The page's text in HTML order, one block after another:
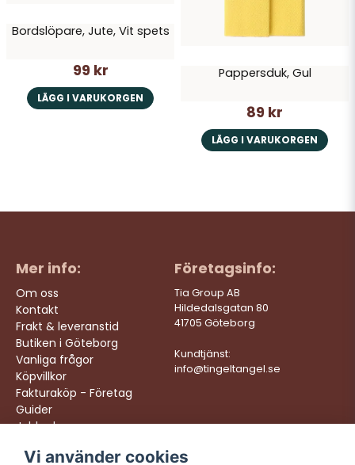
Bordslöpare, Jute, Vit spets
99 kr
LÄGG I VARUKORGEN
Pappersduk, Gul
89 kr
LÄGG I VARUKORGEN
Mer info:
Om oss
Kontakt
Frakt & leveranstid
Butiken i Göteborg
Vanliga frågor
Köpvillkor
Fakturaköp - Företag
Guider
Jobba hos oss
Företagsinfo:
Tia Group AB
Hildedalsgatan 80
41705 Göteborg
Kundtjänst:
info@tingeltangel.se
Följ oss: Vi levererar:
Vi använder cookies